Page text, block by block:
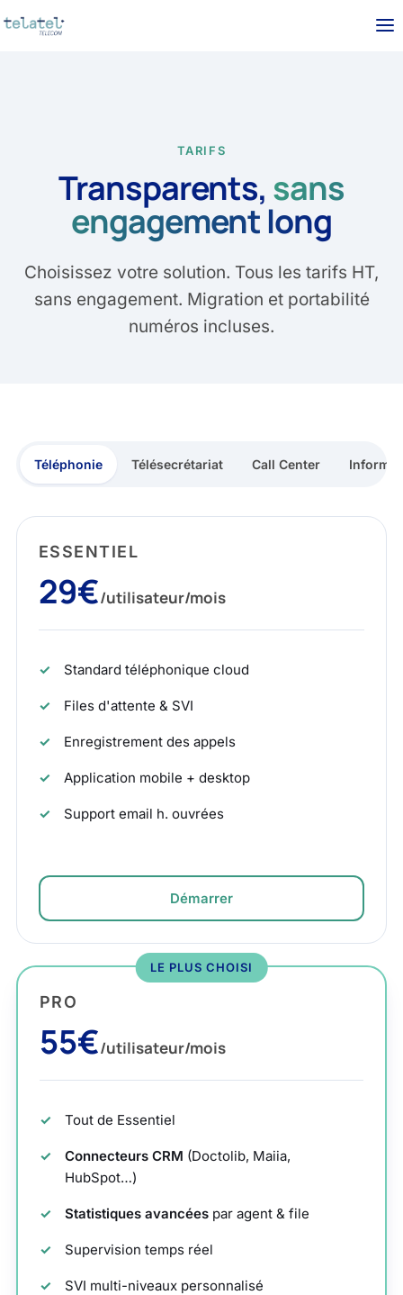
TARIFS
Transparents, sans
engagement long
Choisissez votre solution. Tous les tarifs HT,
sans engagement. Migration et portabilité
numéros incluses.
Téléphonie Télésecrétariat Call Center
ESSENTIEL
29€/utilisateur/mois
Standard téléphonique cloud
Files d'attente & SVI
Enregistrement des appels
Application mobile + desktop
Support email h. ouvrées
Démarrer
LE PLUS CHOISI
PRO
55€/utilisateur/mois
Tout de Essentiel
Connecteurs CRM (Doctolib, Maiia,
HubSpot…)
Statistiques avancées par agent & file
Supervision temps réel
SVI multi-niveaux personnalisé